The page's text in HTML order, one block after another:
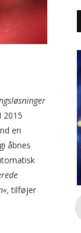
2015
en
åbnes
tilføjer